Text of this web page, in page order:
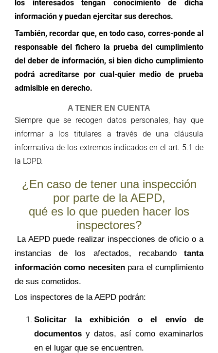
los interesados tengan conocimiento de dicha
información y puedan ejercitar sus derechos.
También, recordar que, en todo caso, corres-ponde al
responsable del fichero la prueba del cumplimiento
del deber de información, si bien dicho cumplimiento
podrá acreditarse por cual-quier medio de prueba
admisible en derecho.
A TENER EN CUENTA
Siempre que se recogen datos personales, hay que
informar a los titulares a través de una cláusula
informativa de los extremos indicados en el art. 5.1 de
la LOPD.
¿ En caso de tener una inspección
por parte de la AEPD,
qué es lo que pueden hacer los
inspectores?
La AEPD puede realizar inspecciones de oficio o a
instancias de los afectados, recabando tanta
información como necesitenpara el cumplimiento
de sus cometidos.
Los inspectores de la AEPD podrán:
Solicitar la exhibición o el envío de
documentos y datos, así como examinarlos
en el lugar que se encuentren.